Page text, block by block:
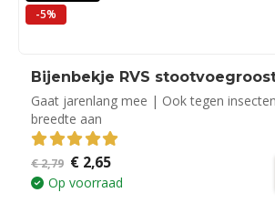
-5%
Bijenbekje RVS
Gaat jarenlang mee | Ook tegen
breedte aan
5.00 out of 5
€2,79 Oorspronkelijke
prijs
was:
€2,65Huidige
prijs
is:
Op voorraad